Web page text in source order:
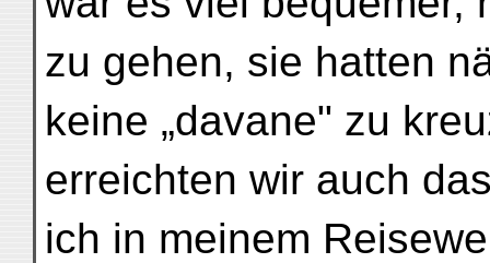
zu gehen, sie hatten
keine „davane" zu
erreichten wir auch
ich in meinem